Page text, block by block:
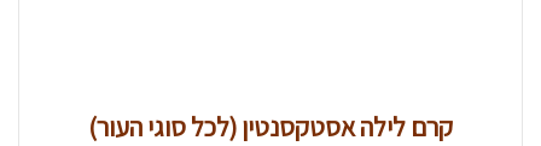
קרם לילה אסטקסנטין (לכל סוגי העור)